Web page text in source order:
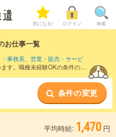
気になる! ログイン 検索
お仕事一覧
事務系、 営業・販売・サービ
す。職種未経験OKの条件の他
条件の変更
平均時給: 1,470 円